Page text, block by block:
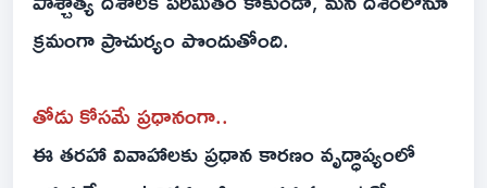
క్రమంగా ప్రాచుర్యం పొందుతోంది.
తోడు కోసమే ప్రధానంగా..
ఈ తరహా వివాహాలకు ప్రధాన కారణం వృద్ధాప్యంలో